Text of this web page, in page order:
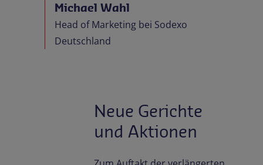
Michael Wahl
Head of Marketing bei Sodexo
Deutschland
Neue Gerichte
und Aktionen